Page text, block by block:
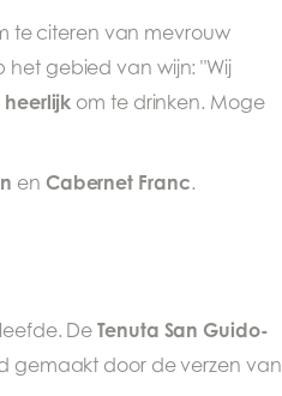
te citeren van mevrouw
het gebied van wijn: "Wij
heerlijk om te drinken. Moge
en Cabernet Franc.
leefde. DeTenuta San Guido-
gemaakt door de verzen van